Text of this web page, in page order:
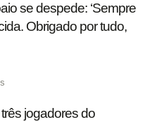
se despede: ‘Sempre
Obrigado por tudo,
jogadores do